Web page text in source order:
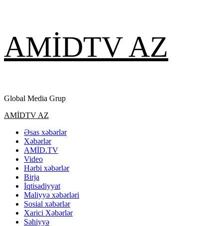
content
AMİDTV AZ
Global Media Grup
Primary
AMİDTV AZ
Əsas xəbərlər
Xəbərlər
AMİD.TV
Video
Hərbi xəbərlər
Birja
İqtisadiyyat
Maliyyə xəbərləri
Sosial xəbərlər
Xarici Xəbərlər
Səhiyyə